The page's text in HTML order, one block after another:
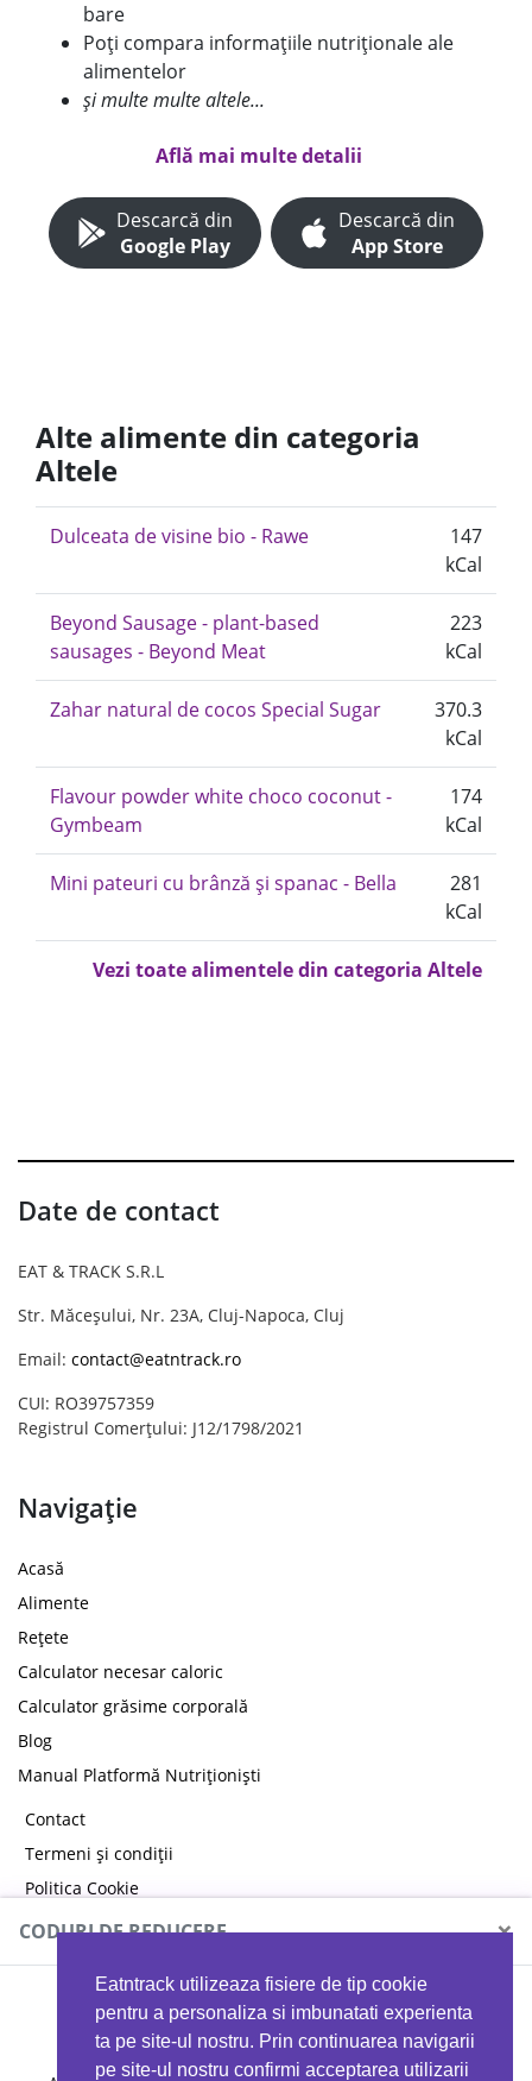
Eatntrack utilizeaza fisiere de tip cookie
pentru a personaliza si imbunatati experienta
ta pe site-ul nostru. Prin continuarea navigarii
pe site-ul nostru confirmi acceptarea utilizarii
bare
Poți compara informațiile nutriționale ale
alimentelor
și multe multe altele...
Află mai multe detalii
Descarcă din
Google Play
Descarcă din
App Store
Alte alimente din categoria
Altele
Dulceata de visine bio - Rawe
147
kCal
Beyond Sausage - plant-based
sausages - Beyond Meat
223
kCal
Zahar natural de cocos Special Sugar
370.3
kCal
Flavour powder white choco coconut -
Gymbeam
174
kCal
Mini pateuri cu brânză și spanac - Bella
281
kCal
Vezi toate alimentele din categoria Altele
Date de contact
EAT & TRACK S.R.L
Str. Măceșului, Nr. 23A, Cluj-Napoca, Cluj
Email: contact@eatntrack.ro
CUI: RO39757359
Registrul Comerțului: J12/1798/2021
Navigație
Acasă
Alimente
Rețete
Calculator necesar caloric
Calculator grăsime corporală
Blog
Manual Platformă Nutriționiști
Contact
Termeni și condiții
Politica Cookie
Politica de confidențialitate
CODURI DE REDUCERE ×
MYPROTEIN